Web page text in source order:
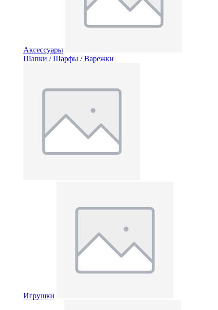
Аксессуары
Шапки / Шарфы / Варежки
Игрушки